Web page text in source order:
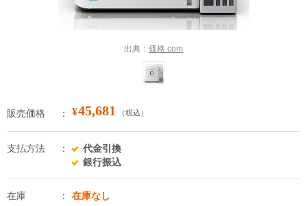
出典： 価格.com
販売価格 ¥45,681 （税込）
支払方法
代金引換
銀行振込
在庫 在庫なし